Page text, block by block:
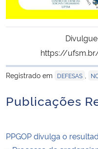
Banco Central do Brasil
https://
Registrado em
DEFESAS
Publicações
PPGOP divulga o